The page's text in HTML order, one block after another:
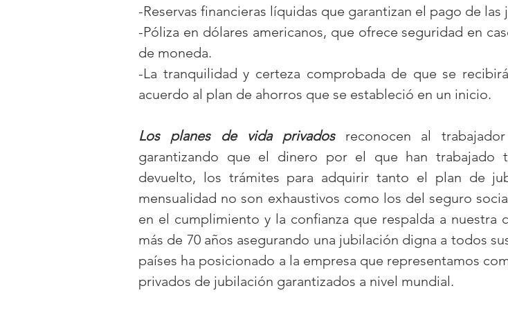
-Reservas financieras líquidas que garantizan el pago de las
-Póliza en dólares americanos, que ofrece seguridad en
de moneda.
-La tranquilidad y certeza comprobada de que se
acuerdo al plan de ahorros que se estableció en un inicio.
Los planes de vida privados reconocen al
garantizando que el dinero por el que han trabajado
devuelto, los trámites para adquirir tanto el plan de
mensualidad no son exhaustivos como los del seguro
en el cumplimiento y la confianza que respalda a nuestra
más de 70 años asegurando una jubilación digna a todos
países ha posicionado a la empresa que representamos
privados de jubilación garantizados a nivel mundial.